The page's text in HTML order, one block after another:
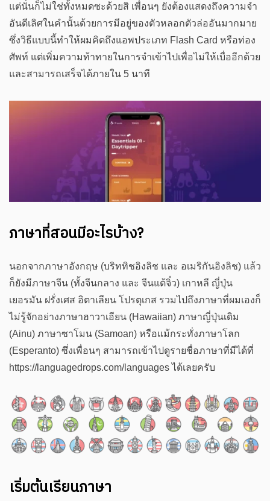
แต่นั่นก็ไม่ใช่ทั้งหมดซะด้วยสิ เพื่อนๆ ยังต้องแสดงถึงความจำ
อันดีเลิศในคำนั้นด้วยการมีอยู่ของตัวหลอกตัวล่ออันมากมาย
ซึ่งวิธีแบบนี้ทำให้ผมคิดถึงแอพประเภท Flash Card หรือท่อง
ศัพท์ แต่เพิ่มความท้าทายในการจำเข้าไปเพื่อไม่ให้เบื่ออีกด้วย
และสามารถเสร็จได้ภายใน 5 นาที
ภาษาที่สอนมีอะไรบ้าง?
นอกจากภาษาอังกฤษ (บริททิชอิงลิช และ อเมริกันอิงลิช) แล้ว
ก็ยังมีภาษาจีน (ทั้งจีนกลาง และ จีนแต้จิ๋ว) เกาหลี ญี่ปุ่น
เยอรมัน ฝรั่งเศส อิตาเลียน โปรตุเกส รวมไปถึงภาษาที่ผมเองก็
ไม่รู้จักอย่างภาษาฮาวาเอียน (Hawaiian) ภาษาญี่ปุ่นเดิม
(Ainu) ภาษาซาโมน (Samoan) หรือแม้กระทั่งภาษาโลก
(Esperanto) ซึ่งเพื่อนๆ สามารถเข้าไปดูรายชื่อภาษาที่มีได้ที่
https://languagedrops.com/languages ได้เลยครับ
เริ่มต้นเรียนภาษา